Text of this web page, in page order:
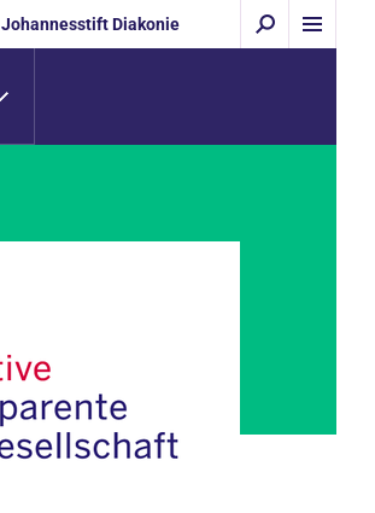
Johannesstift Diakonie